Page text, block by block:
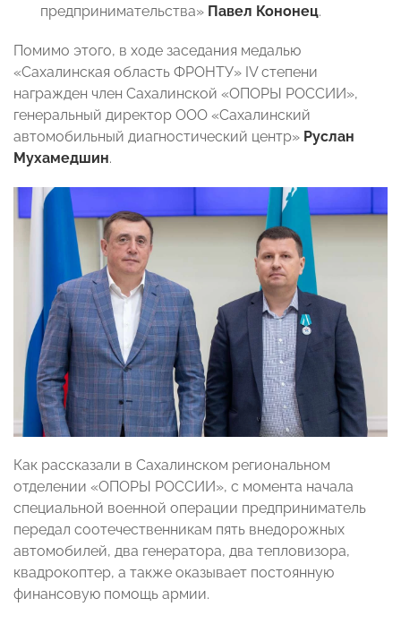
предпринимательства» Павел Кононец.
Помимо этого, в ходе заседания медалью
«Сахалинская область ФРОНТУ» IV степени
награжден член Сахалинской «ОПОРЫ РОССИИ»,
генеральный директор ООО «Сахалинский
автомобильный диагностический центр» Руслан
Мухамедшин.
Как рассказали в Сахалинском региональном
отделении «ОПОРЫ РОССИИ», с момента начала
специальной военной операции предприниматель
передал соотечественникам пять внедорожных
автомобилей, два генератора, два тепловизора,
квадрокоптер, а также оказывает постоянную
финансовую помощь армии.